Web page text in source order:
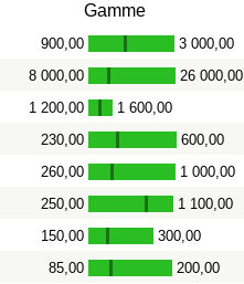
Gamme
900,00 - 3 000,00
8 000,00 - 26 000,00
1 200,00 - 1 600,00
230,00 - 600,00
260,00 - 1 000,00
250,00 - 1 100,00
150,00 - 300,00
85,00 - 200,00